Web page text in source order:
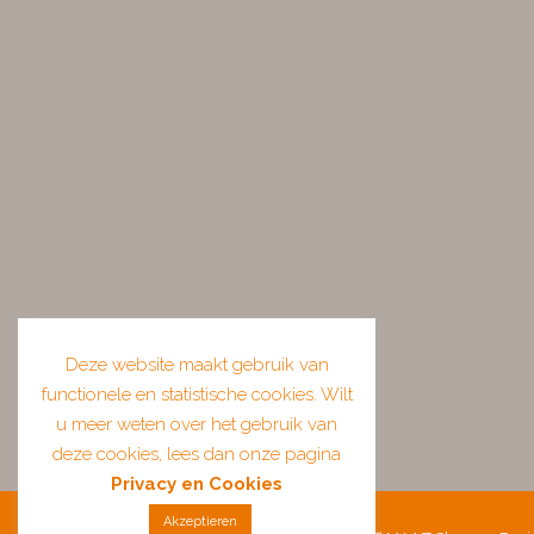
Deze website maakt gebruik van
functionele en statistische cookies. Wilt
u meer weten over het gebruik van
deze cookies, lees dan onze pagina
Privacy en Cookies
Akzeptieren